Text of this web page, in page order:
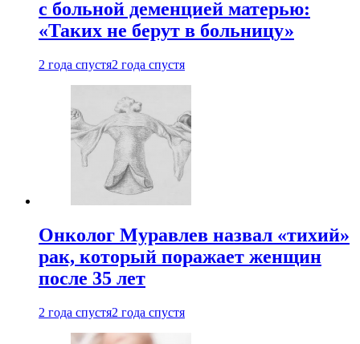
с больной деменцией матерью:
«Таких не берут в больницу»
2 года спустя2 года спустя
Онколог Муравлев назвал «тихий»
рак, который поражает женщин
после 35 лет
2 года спустя2 года спустя